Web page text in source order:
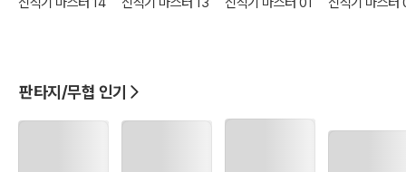
판타지/무협 인기